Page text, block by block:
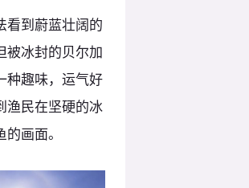
看到蔚蓝壮阔的
被冰封的贝尔加
种趣味，运气好
渔民在坚硬的冰
画面。